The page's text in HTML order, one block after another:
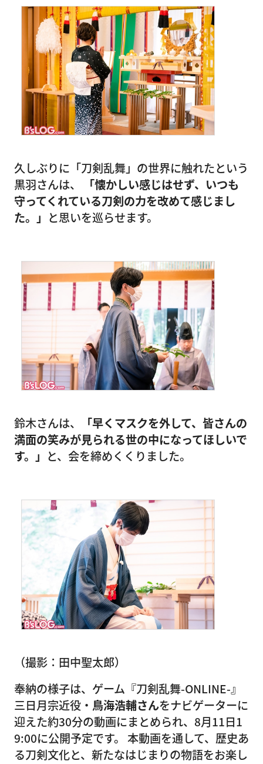
久しぶりに「刀剣乱舞」の世界に触れたという
黒羽さんは、
「懐かしい感じはせず、いつも
守ってくれている刀剣の力を改めて感じまし
た。」 と思いを巡らせます。
鈴木さんは、
「早くマスクを外して、皆さんの
満面の笑みが見られる世の中になってほしいで
す。」 と、会を締めくくりました。
（撮影：田中聖太郎）
奉納の様子は、ゲーム『刀剣乱舞-ONLINE-』
三日月宗近役・ 鳥海浩輔さんをナビゲーターに
迎えた約30分の動画にまとめられ、8月11日1
9:00に公開予定です。 本動画を通して、歴史あ
る刀剣文化と、新たなはじまりの物語をお楽し